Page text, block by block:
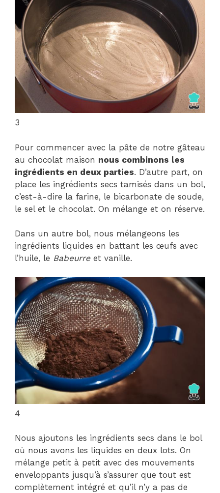
3
Pour commencer avec la pâte de notre gâteau
au chocolat maison nous combinons les
ingrédients en deux parties. D’autre part, on
place les ingrédients secs tamisés dans un bol,
c’est-à-dire la farine, le bicarbonate de soude,
le sel et le chocolat. On mélange et on réserve.
Dans un autre bol, nous mélangeons les
ingrédients liquides en battant les œufs avec
l’huile, le Babeurre et vanille.
4
Nous ajoutons les ingrédients secs dans le bol
où nous avons les liquides en deux lots. On
mélange petit à petit avec des mouvements
enveloppants jusqu’à s’assurer que tout est
complètement intégré et qu’il n’y a pas de